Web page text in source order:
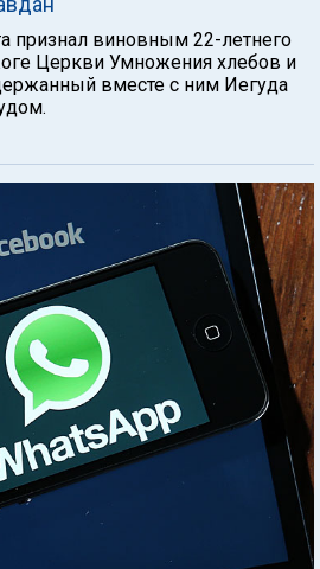
признал виновным 22-летнего
Церкви Умножения хлебов и
вместе с ним Иегуда